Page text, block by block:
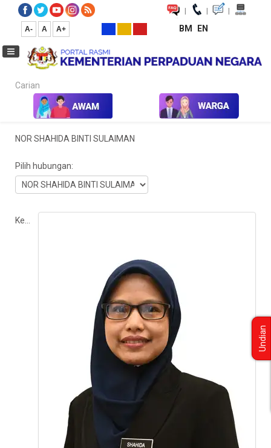
| | |
A- A A+ BM EN
Carian...
Laman Utama
NOR SHAHIDA BINTI SULAIMAN
Pilih hubungan:
Undian